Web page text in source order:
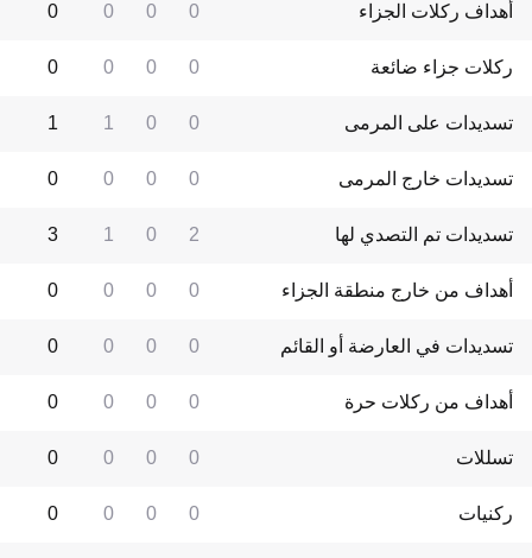
أهداف ركلات الجزاء 0
0
0
0
ركلات جزاء ضائعة 0
0
0
0
تسديدات على المرمى 0
0
1
1
تسديدات خارج المرمى 0
0
0
0
تسديدات تم التصدي لها 2
0
1
3
أهداف من خارج منطقة الجزاء 0
0
0
0
تسديدات في العارضة أو القائم 0
0
0
0
أهداف من ركلات حرة 0
0
0
0
تسللات 0
0
0
0
ركنيات 0
0
0
0